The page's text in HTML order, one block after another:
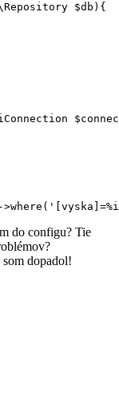
$db){
do configu? Tie
dopadol!